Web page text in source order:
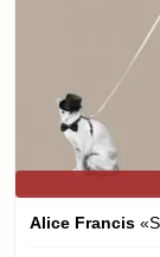
Alice Francis